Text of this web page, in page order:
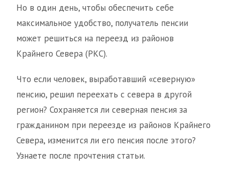
Но в один день, чтобы обеспечить себе
максимальное удобство, получатель пенсии
может решиться на переезд из районов
Крайнего Севера (РКС).
Что если человек, выработавший «северную»
пенсию, решил переехать с севера в другой
регион? Сохраняется ли северная пенсия за
гражданином при переезде из районов Крайнего
Севера, изменится ли его пенсия после этого?
Узнаете после прочтения статьи.